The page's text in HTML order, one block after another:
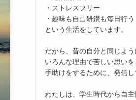
・ストレスフリー
・趣味も自己研鑽も毎日行う
という生活をしています。
だから、昔の自分と同じよう
いろんな理由で苦しい思い
手助けをするために、発信し
わたしは、学生時代から自